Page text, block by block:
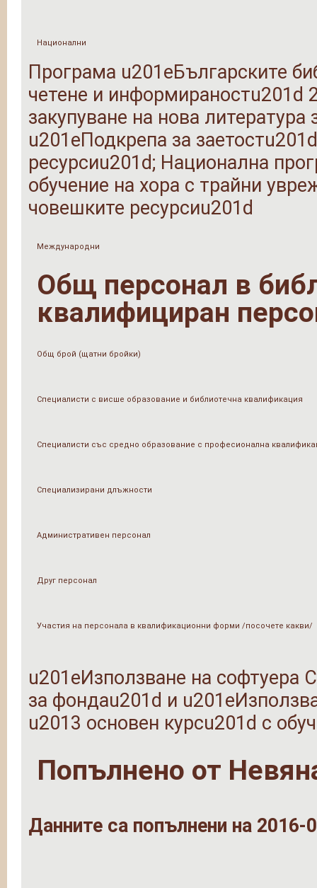
Национални
Програма u201eБългарските
четене и информираностu201d
закупуване на нова
u201eПодкрепа за
ресурсиu201d; Национална
обучение на хора с трайни
човешките ресурсиu201d
Международни
Общ персонал в
квалифициран
Общ брой (щатни бройки)
Специалисти с висше образование и библиотечна квалификация
Специалисти със средно образование с професионална
Специализирани длъжности
Административен персонал
Друг персонал
Участия на персонала в квалификационни форми /посочете какви/
u201eИзползване на софтуера
за фондаu201d и
u2013 основен курсu201d с
Попълнено от
Данните са попълнени на 2016-